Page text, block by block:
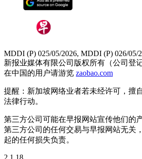
MDDI (P) 025/05/2026, MDDI (P) 026/05/
新报业媒体有限公司版权所有（公司登记
在中国的用户请游览 zaobao.com
提醒：新加坡网络业者若未经许可，擅
法律行动。
第三方公司可能在早报网站宣传他们的
第三方公司的任何交易与早报网站无关
起的任何损失负责。
2.1.18